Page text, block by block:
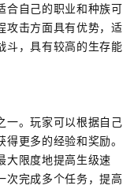
合自己的职业和种族可
攻击方面具有优势，适
斗，具有较高的生存能
一。玩家可以根据自己
更多的经验和奖励。
大限度地提高生级速
次完成多个任务，提高